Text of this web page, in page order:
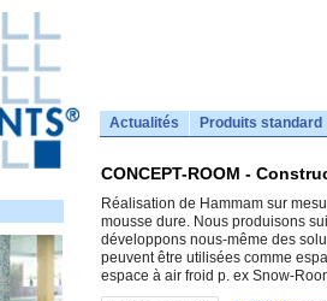
Actualités Produits standard
CONCEPT-ROOM -
Réalisation de Hammam sur
mousse dure. Nous produisons
développons nous-même des
peuvent être utilisées comme
espace à air froid p. ex Snow-